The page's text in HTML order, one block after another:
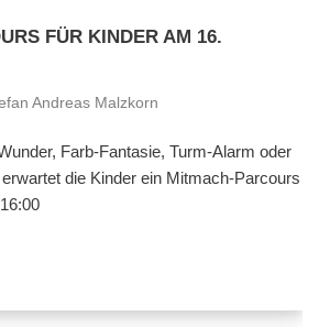
FÜR KINDER AM 16.
Andreas Malzkorn
Farb-Fantasie, Turm-Alarm oder
die Kinder ein Mitmach-Parcours